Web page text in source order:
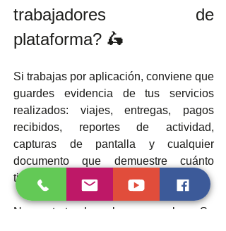
trabajadores de
plataforma? 🛵
Si trabajas por aplicación, conviene que
guardes evidencia de tus servicios
realizados: viajes, entregas, pagos
recibidos, reportes de actividad,
capturas de pantalla y cualquier
documento que demuestre cuánto
tiempo trabajaste efectivamente.
No se trata de pelear por pelear. Se